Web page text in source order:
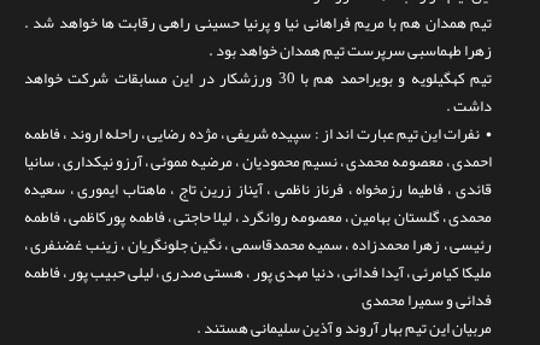
تیم همدان هم با مریم فراهانی نیا و پرنیا حسینی راهی رقابت ها خواهد شد .
زهرا طهماسبی سرپرست تیم همدان خواهد بود .
تیم کهگیلویه و بویراحمد هم با 30 ورزشکار در این مسابقات شرکت خواهد
داشت .
• نفرات این تیم عبارت اند از : سپیده شریفی ، مژده رضایی ، راحله اروند ، فاطمه
احمدی ، معصومه محمدی ، نسیم محمودیان ، مرضیه مموئی ، آرزو نیکداری ، سانیا
قائدی ، فاطیما رزمخواه ، فرناز ناظمی ، آیناز زرین تاج ، ماهتاب ایموری ، سعیده
محمدی ، گلستان بهامین ، معصومه روانگرد ، لیلا حاجتی ، فاطمه پورکاظمی ، فاطمه
رئیسی ، زهرا محمدزاده ، سمیه محمدقاسمی ، نگین جلونگریان ، زینب غضنفری ،
ملیکا کیامرئی ، آیدا فدائی ، دنیا مهدی پور ، هستی صدری ، لیلی حبیب پور ، فاطمه
فدائی و سمیرا محمدی
مربیان این تیم بهار آروند و آذین سلیمانی هستند .